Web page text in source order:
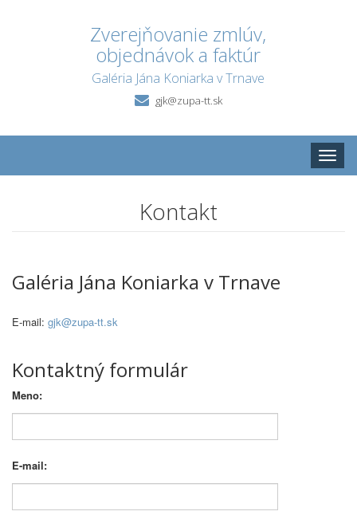
Zverejňovanie zmlúv,
objednávok a faktúr
Galéria Jána Koniarka v Trnave
gjk@zupa-tt.sk
Toggle
Kontakt
Galéria Jána Koniarka v Trnave
E-mail: gjk@zupa-tt.sk
Kontaktný formulár
Meno:
E-mail: